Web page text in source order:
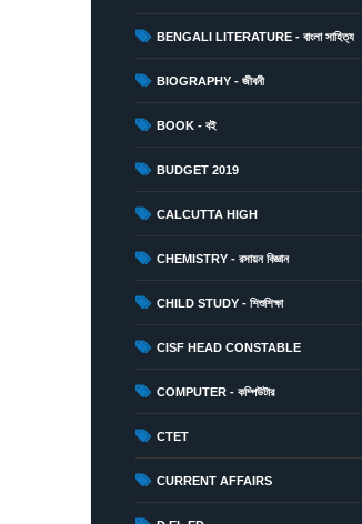
BENGALI LITERATURE - বাংলা সাহিত্য
BIOGRAPHY - জীবনী
BOOK - বই
BUDGET 2019
CALCUTTA HIGH
CHEMISTRY - রসায়ন বিজ্ঞান
CHILD STUDY - শিশুশিক্ষা
CISF HEAD CONSTABLE
COMPUTER - কম্পিউটার
CTET
CURRENT AFFAIRS